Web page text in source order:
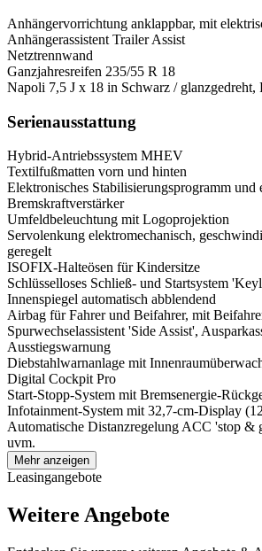
Anhängervorrichtung anklappbar, mit
Anhängerassistent Trailer Assist
Netztrennwand
Ganzjahresreifen 235/55 R 18
Napoli 7,5 J x 18 in Schwarz / glanzgedreht,
Serienausstattung
Hybrid-Antriebssystem MHEV
Textilfußmatten vorn und hinten
Elektronisches Stabilisierungsprogramm und
Bremskraftverstärker
Umfeldbeleuchtung mit Logoprojektion
Servolenkung elektromechanisch,
geregelt
ISOFIX-Halteösen für Kindersitze
Schlüsselloses Schließ- und Startsystem
Innenspiegel automatisch abblendend
Airbag für Fahrer und Beifahrer, mit
Spurwechselassistent 'Side Assist',
Ausstiegswarnung
Diebstahlwarnanlage mit
Digital Cockpit Pro
Start-Stopp-System mit Bremsenergie-
Infotainment-System mit 32,7-cm-Display
Automatische Distanzregelung ACC 'stop &
uvm.
Mehr anzeigen
Leasingangebote
Weitere Angebote